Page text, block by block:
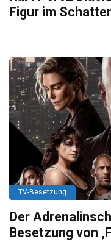
Figur im
TV-Besetzung
Der
Besetzung von